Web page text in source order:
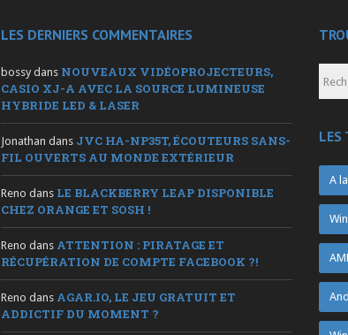
LES DERNIERS COMMENTAIRES
bossy dans NOUVEAUX VIDÉOPROJECTEURS,
CASIO XJ-A AVEC LA SOURCE LUMINEUSE
HYBRIDE LED & LASER
Jonathan dans JVC HA-NP35T, ÉCOUTEURS SANS-
FIL OUVERTS AU MONDE EXTÉRIEUR
Reno dans LE BLACKBERRY LEAP DISPONIBLE
CHEZ ORANGE ET SOSH !
Reno dans ATTENTION : PIRATAGE ET
RÉCUPÉRATION DE COMPTE FACEBOOK ?!
Reno dans AGAR.IO, LE JEU GRATUIT ET
ADDICTIF DU MOMENT ?
LES
A